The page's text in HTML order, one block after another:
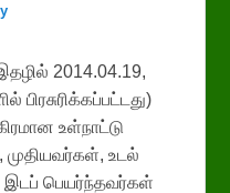
2014.04.19,
பிரசுரிக்கப்பட்டது)
உள்நாட்டு
உடல்
பெயர்ந்தவர்கள்